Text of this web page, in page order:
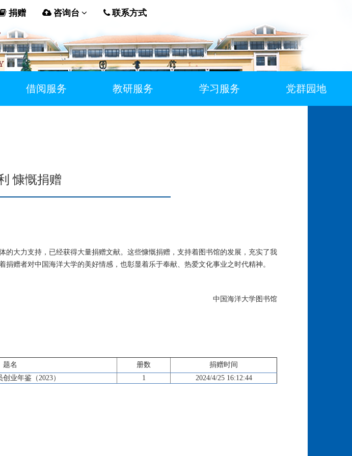
捐赠 咨询台 联系方式
借阅服务 教研服务 学习服务 党群园地
慷慨捐赠
大力支持，已经获得大量捐赠文献。这些慷慨捐赠，支持着图书馆的发展，充实了我
赠者对中国海洋大学的美好情感，也彰显着乐于奉献、热爱文化事业之时代精神。
中国海洋大学图书馆
题名 册数
捐赠时间
业年鉴（2023） 1 2024/4/25 16:12:44